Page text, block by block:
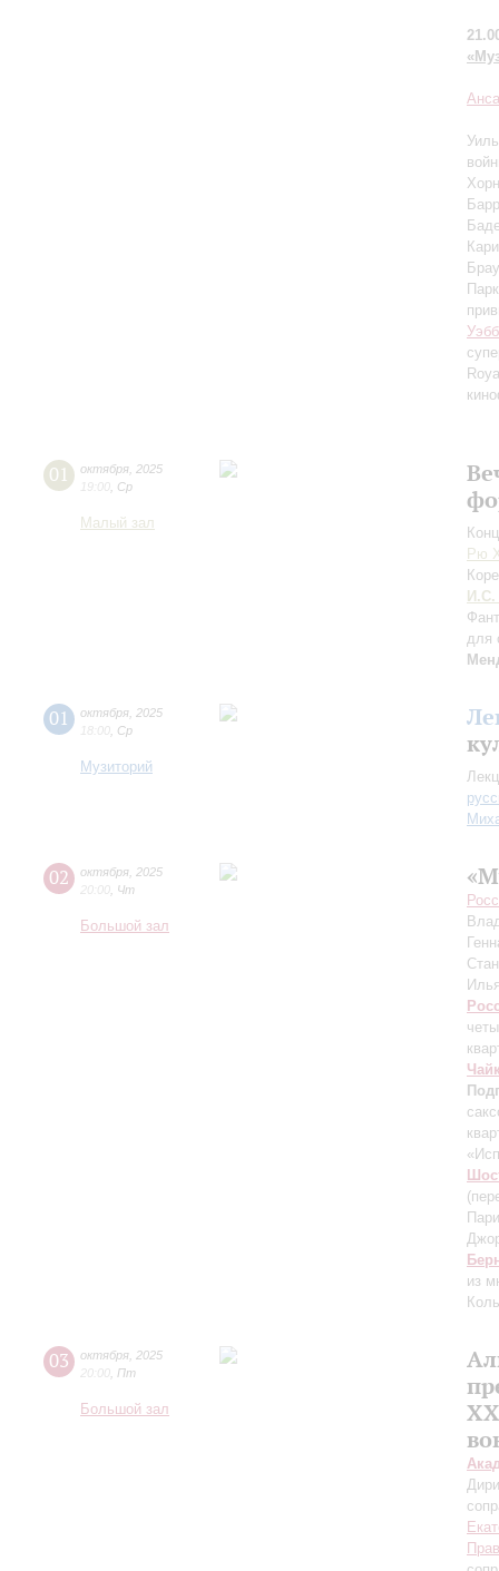
01 октября 2025
19:00 Ср
Малый зал
Рю
И.С.
для
01 октября 2025
18:00 Ср
Музиторий
02 октября 2025
20:00 Чт
Большой зал
из
03 октября 2025
20:00 Пт
Большой зал